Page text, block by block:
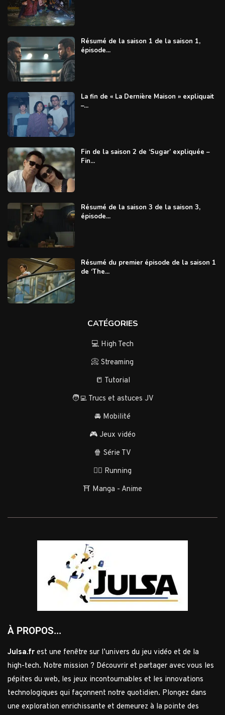
Résumé de la saison 1 de la saison 1,
épisode...
La fin de « La Dernière Maison » expliquait
–...
Fin de la saison 2 de ‘Sugar’ expliquée –
Fin...
Résumé de la saison 3 de la saison 3,
épisode...
Résumé du premier épisode de la saison 1
de ‘The...
CATÉGORIES
💻 High Tech
📀 Streaming
📒 Tutorial
🧑‍💻 Trucs et astuces JV
🚘 Mobilité
🎮 Jeux vidéo
🍿 Série TV
🏃‍♂️ Running
⛩️ Manga - Anime
À PROPOS...
Julsa.fr est une fenêtre sur l’univers du jeu vidéo et de la
high-tech. Notre mission ? Découvrir et partager avec vous les
pépites du web, les jeux incontournables et les innovations
technologiques qui façonnent notre quotidien. Plongez dans
une exploration enrichissante et demeurez à la pointe des